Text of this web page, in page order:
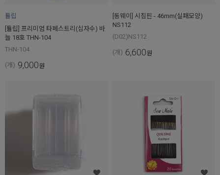
튤립
[튤립] 프리미엄 타페스트리(십자수) 바
늘 18호 THN-104
THN-104
(개) 9,000원
[동웨이] 시침핀 - 46mm(실패모양)
NS112
(D02)NS112
(개) 6,600원